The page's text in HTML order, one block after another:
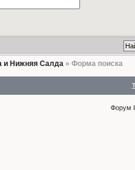
и Нижняя Салда» Форма поиска
Форум